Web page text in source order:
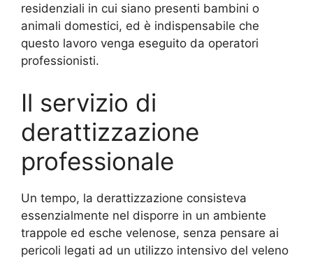
residenziali in cui siano presenti bambini o
animali domestici, ed è indispensabile che
questo lavoro venga eseguito da operatori
professionisti.
Il servizio di
derattizzazione
professionale
Un tempo, la derattizzazione consisteva
essenzialmente nel disporre in un ambiente
trappole ed esche velenose, senza pensare ai
pericoli legati ad un utilizzo intensivo del veleno